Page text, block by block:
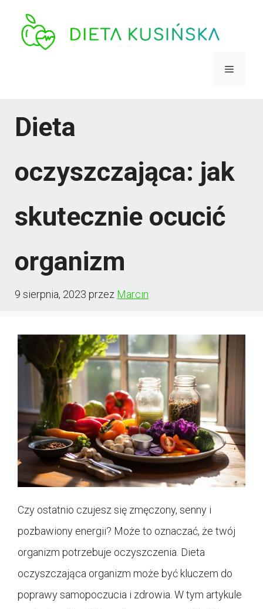
Menu
Dieta
oczyszczająca: jak
skutecznie ocucić
organizm
9 sierpnia, 2023 przez Marcin
Czy ostatnio czujesz się zmęczony, senny i
pozbawiony energii? Może to oznaczać, że twój
organizm potrzebuje oczyszczenia. Dieta
oczyszczająca organizm może być kluczem do
poprawy samopoczucia i zdrowia. W tym artykule